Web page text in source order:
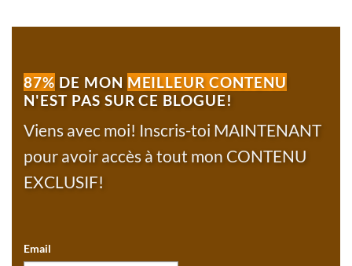
87%DE MON MEILLEUR CONTENU
N'EST PAS SUR CE BLOGUE!
Viens avec moi! Inscris-toi MAINTENANT
pour avoir accès à tout mon CONTENU
EXCLUSIF!
Email